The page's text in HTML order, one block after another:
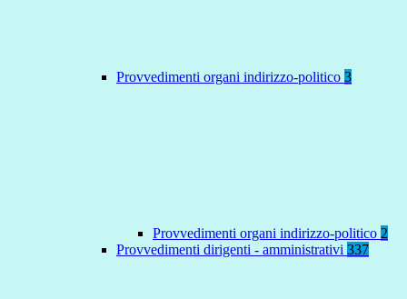
Provvedimenti organi indirizzo-politico 3
Provvedimenti organi indirizzo-politico 2
Provvedimenti dirigenti - amministrativi 337